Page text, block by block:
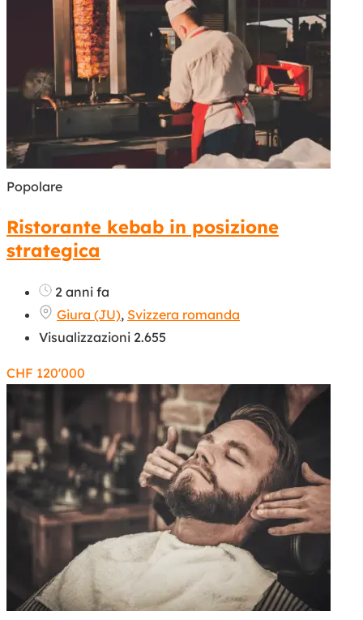
Popolare
Ristorante kebab in posizione
strategica
2 anni fa
Giura (JU), Svizzera romanda
Visualizzazioni 2.655
CHF 120'000